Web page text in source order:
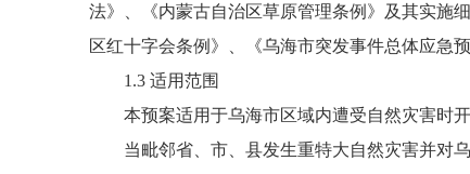
法》、《内蒙古自治区草原管理条例》及其实施
区红十字会条例》、《乌海市突发事件总体应急
1.3 适用范围
本预案适用于乌海市区域内遭受自然灾害时开
当毗邻省、市、县发生重特大自然灾害并对乌